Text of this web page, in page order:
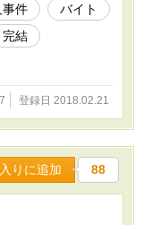
事件
バイト
完結
登録日 2018.02.21
りに追加 88